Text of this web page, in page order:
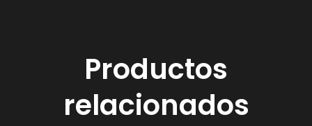
Productos
relacionados